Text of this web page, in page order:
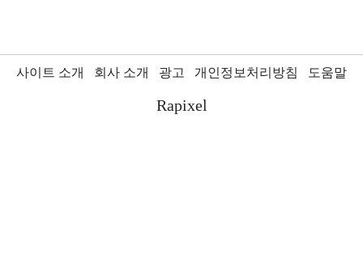
사이트 소개 회사 소개 광고 개인정보처리방침 도움말
Rapixel